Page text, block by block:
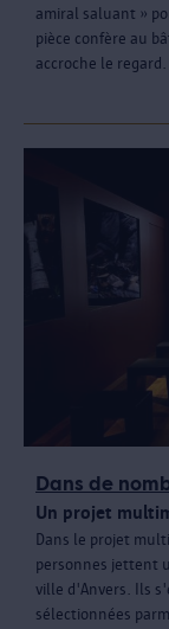
amiral saluant »
pièce confère au
accroche le
Dans de
Un projet
Dans le projet
personnes jettent
ville d'Anvers. Ils
sélectionnées